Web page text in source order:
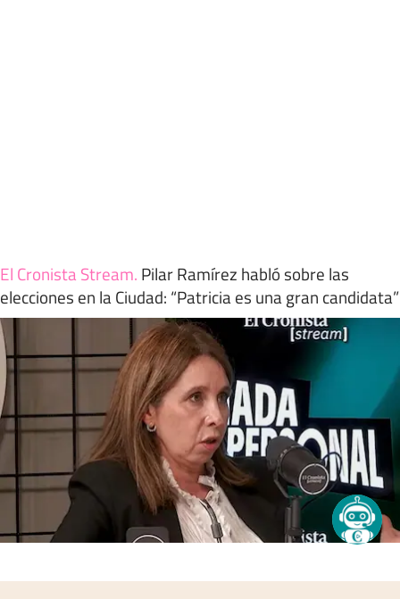
El Cronista Stream. Pilar Ramírez habló sobre las
elecciones en la Ciudad: “Patricia es una gran candidata”